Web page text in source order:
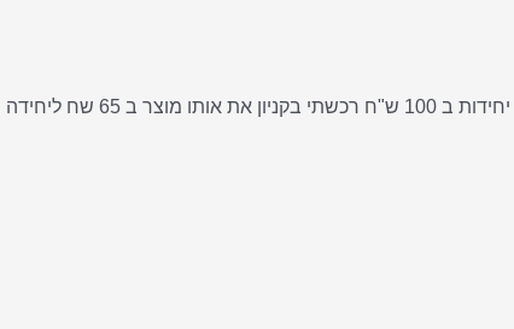
אני רוצה להגיד פשוט ואוו!!